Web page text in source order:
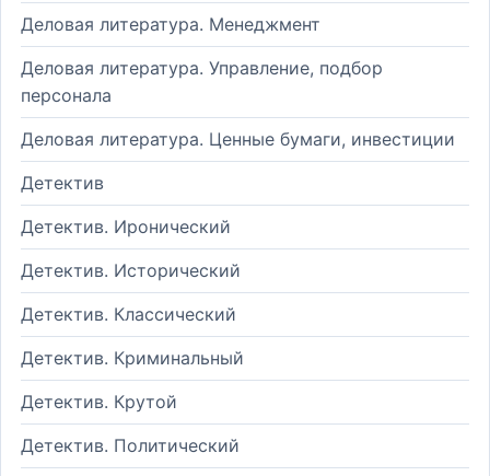
Деловая литература. Менеджмент
Деловая литература. Управление, подбор
персонала
Деловая литература. Ценные бумаги, инвестиции
Детектив
Детектив. Иронический
Детектив. Исторический
Детектив. Классический
Детектив. Криминальный
Детектив. Крутой
Детектив. Политический